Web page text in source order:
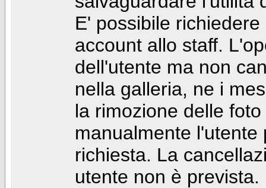
E' possibile
account allo staff.
dell'utente ma non
nella galleria, ne i
la rimozione delle
manualmente
richiesta. La
utente non è prevista.